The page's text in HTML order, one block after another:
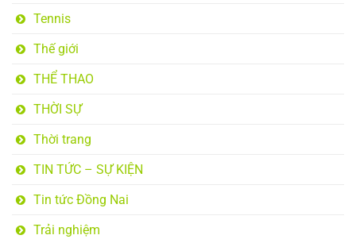
Tennis
Thế giới
THỂ THAO
THỜI SỰ
Thời trang
TIN TỨC – SỰ KIỆN
Tin tức Đồng Nai
Trải nghiệm